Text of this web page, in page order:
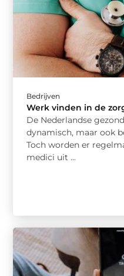
Bedrijven
Werk vinden in de
De Nederlandse
dynamisch, maar ook
Toch worden er
medici uit ...